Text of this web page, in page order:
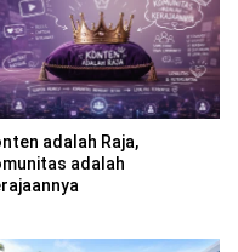
adalah Raja,
adalah